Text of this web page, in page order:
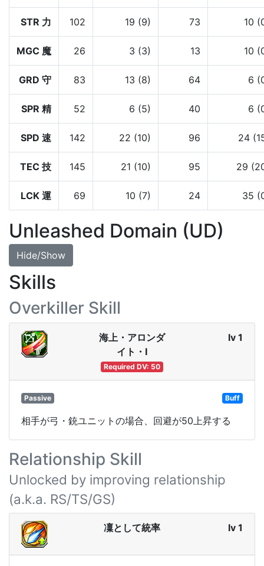
STR 力 102 19 (9) 73 10
MGC 魔 26 3 (3) 13 10
GRD 守 83 13 (8) 64 6
SPR 精 52 6 (5) 40 6
SPD 速 142 22 (10) 96 24
TEC 技 145 21 (10) 95 29
LCK 運 69 10 (7) 24 35
Unleashed Domain (UD)
Hide/Show
Skills
Overkiller Skill
海上・アロンダ
イト・Ⅰ
Required DV: 50
lv 1
Passive Buff
相手が弓・銃ユニットの場合、回避が50上昇する
Relationship Skill
Unlocked by improving relationship
(a.k.a. RS/TS/GS)
凜として統率 lv 1